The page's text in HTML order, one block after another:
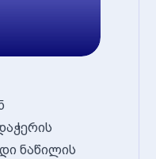
ნაწილის